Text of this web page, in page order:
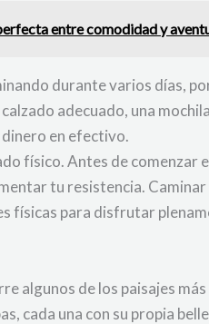
entre comodidad y
durante varios días,
adecuado, una
en efectivo.
físico. Antes de comenzar
tu resistencia.
físicas para disfrutar
algunos de los paisajes
cada una con su propia